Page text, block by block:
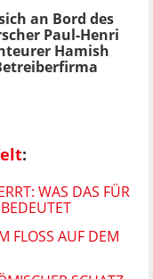
an Bord des
Paul-Henri
Hamish
:
WAS DAS FÜR
AUF DEM B